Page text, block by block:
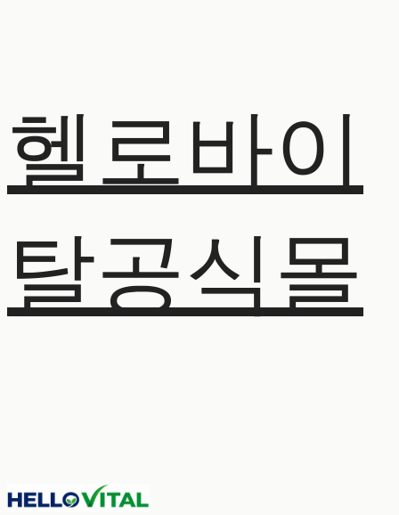
헬로바이
탈공식몰